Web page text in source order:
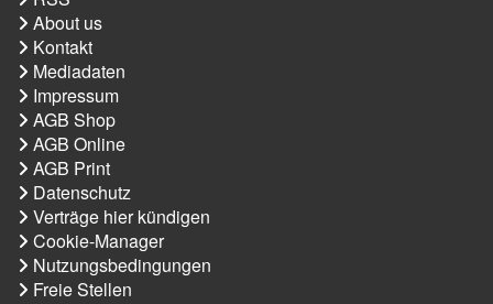
About us
Kontakt
Mediadaten
Impressum
AGB Shop
AGB Online
AGB Print
Datenschutz
Verträge hier kündigen
Cookie-Manager
Nutzungsbedingungen
Freie Stellen